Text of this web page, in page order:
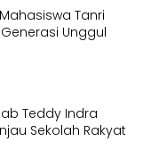
Tanri
Unggul
Teddy Indra
Sekolah Rakyat